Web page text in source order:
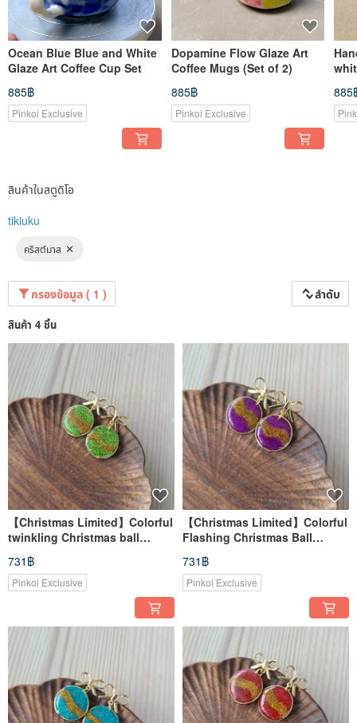
Ocean Blue Blue and White
Glaze Art Coffee Cup Set
885฿
Pinkoi Exclusive
Dopamine Flow Glaze Art
Coffee Mugs (Set of 2)
885฿
Pinkoi Exclusive
885
สินค้าในสตูดิโอ
tikiuku
คริสต์มาส
กรองข้อมูล ( 1 ) ลำดับ
สินค้า 4 ชิ้น
【Christmas Limited】Colorful
twinkling Christmas ball
earrings - green gift birthday
party
731฿
Pinkoi Exclusive
【Christmas Limited】Colorful
Flashing Christmas Ball
Earrings - Purple Gift Birthday
Party
731฿
Pinkoi Exclusive